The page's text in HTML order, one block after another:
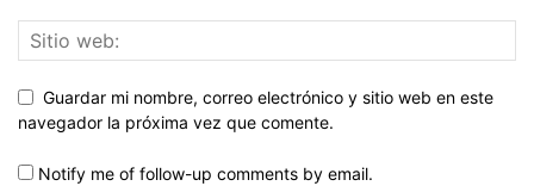
Guardar mi nombre, correo electrónico y sitio web en este
navegador la próxima vez que comente.
Notify me of follow-up comments by email.